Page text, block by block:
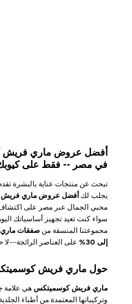
أفضل عروض ماري فريش
في مصر -- فقط على
تبحث عن منتجات عناية بالبشرة
يجلب لك أفضل عروض ماري فريش
محبي الجمال عبر مصر على اكتشاف
سواء كنت تعيد تجهيز أساسياتك
مجموعتنا المنسقة من صفقات
إلى 30%
على العناصر الرائجة---
حول ماري فريش
ماري فريش كوسميتكس هي علامة
وتركيباتها المعتمدة من أطباء